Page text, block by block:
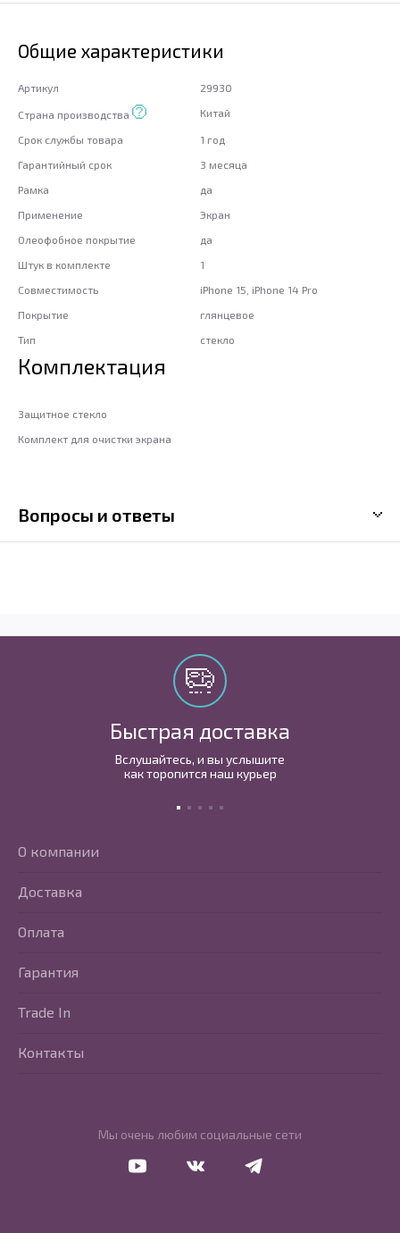
Общие характеристики
Артикул 29930
Страна производства Китай
Срок службы товара
1 год
Гарантийный срок
3 месяца
Рамка
да
Применение
Экран
Олеофобное покрытие
да
Штук в комплекте
1
Совместимость
iPhone 15, iPhone 14 Pro
Покрытие
глянцевое
Тип
стекло
Комплектация
Защитное стекло
Комплект для очистки экрана
Вопросы и ответы
Быстрая доставка
Вслушайтесь, и вы услышите
как торопится наш курьер
Мы очень любим социальные сети
Перейти в VkontakteПерейти в Telegram
О компании
Доставка
Оплата
Гарантия
Trade In
Контакты